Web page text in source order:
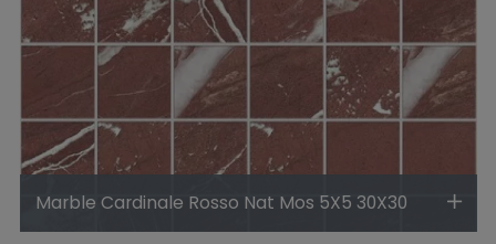
Marble Cardinale Rosso Nat Mos 5X5 30X30